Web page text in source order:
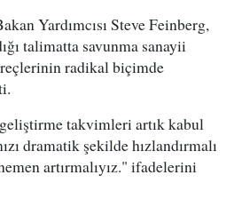
Yardımcısı Steve Feinberg,
talimatta savunma sanayii
radikal biçimde
takvimleri artık kabul
dramatik şekilde hızlandırmalı
artırmalıyız." ifadelerini